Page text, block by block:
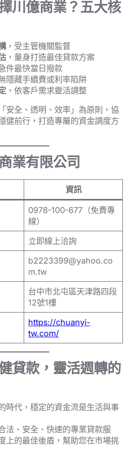
川億商業？五大核
，受主管機關監督
，量身打造最佳貸款方案
件最快當日撥款
隱藏手續費或利率陷阱
，依客戶需求靈活調整
安全、透明、效率」為原則，協
健前行，打造專屬的資金調度方
業有限公司
資訊
0978-100-677（免費專
線）
立即線上洽詢
b2223399@yahoo.co
m.tw
台中市北屯區天津路四段
12號1樓
https://chuanyi-
tw.com/
貸款，靈活週轉的
時代，穩定的資金流是生活與事
法、安全、快速的專業貸款服
上的最佳後盾，幫助您在市場挑